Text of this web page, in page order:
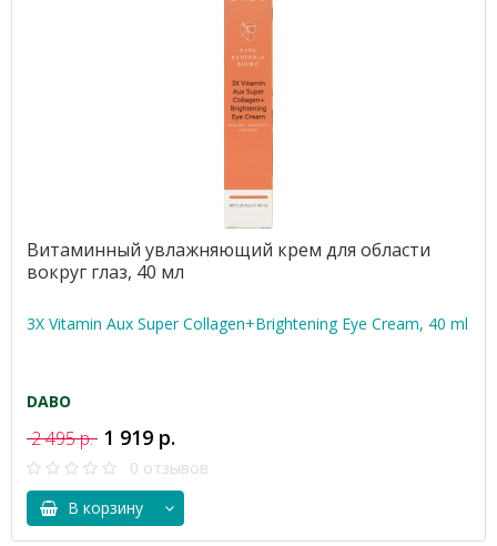
Витаминный увлажняющий крем для области
вокруг глаз, 40 мл
3X Vitamin Aux Super Collagen+Brightening Eye Cream, 40 ml
DABO
2 495 р. 1 919 р.
0 отзывов
В корзину